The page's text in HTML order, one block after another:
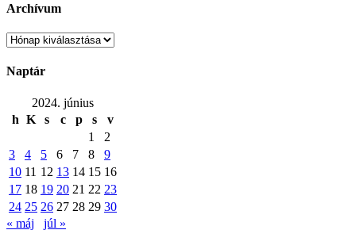
Archívum
Archívum
Naptár
2024. június
h K s c p s
v
1
2
3
4 5 6 7 8
9
10 11 12 13 14 15 16
17 18 19 20 21 22 23
24 25 26 27 28 29 30
« máj
júl »